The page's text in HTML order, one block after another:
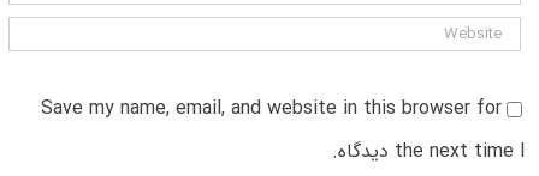
Save my name, email, and website in this browser for
the next time I دیدگاه.